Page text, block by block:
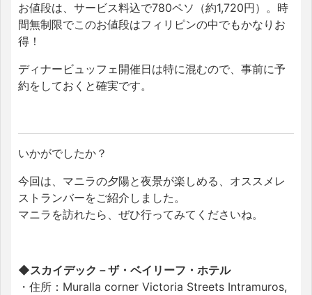
お値段は、サービス料込で780ペソ（約1,720円）。時
間無制限でこのお値段はフィリピンの中でもかなりお
得！
ディナービュッフェ開催日は特に混むので、事前に予
約をしておくと確実です。
いかがでしたか？
今回は、マニラの夕陽と夜景が楽しめる、オススメレ
ストランバーをご紹介しました。
マニラを訪れたら、ぜひ行ってみてくださいね。
◆スカイデック－ザ・ベイリーフ・ホテル
・住所：Muralla corner Victoria Streets Intramuros,